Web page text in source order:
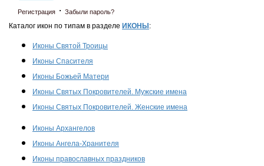
Регистрация · Забыли пароль?
Каталог икон по типам в разделе ИКОНЫ :
Иконы Святой Троицы
Иконы Спасителя
Иконы Божьей Матери
Иконы Святых Покровителей. Мужские имена
Иконы Святых Покровителей. Женские имена
Иконы Архангелов
Иконы Ангела-Хранителя
Иконы православных праздников